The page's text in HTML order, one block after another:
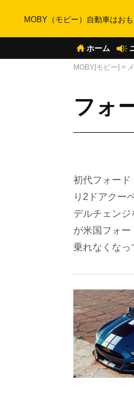
MOBY（モビー）自動車はおも
ホーム
MOBY[モビー] >
フォ
初代フォード
り2ドアクー
デルチェンジ
が米国フォ
乗れなくなっ